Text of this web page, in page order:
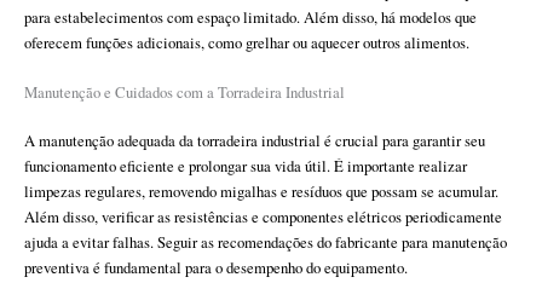
para estabelecimentos com espaço limitado. Além disso, há modelos que
oferecem funções adicionais, como grelhar ou aquecer outros alimentos.
Manutenção e Cuidados com a Torradeira Industrial
A manutenção adequada da torradeira industrial é crucial para garantir seu
funcionamento eficiente e prolongar sua vida útil. É importante realizar
limpezas regulares, removendo migalhas e resíduos que possam se acumular.
Além disso, verificar as resistências e componentes elétricos periodicamente
ajuda a evitar falhas. Seguir as recomendações do fabricante para manutenção
preventiva é fundamental para o desempenho do equipamento.